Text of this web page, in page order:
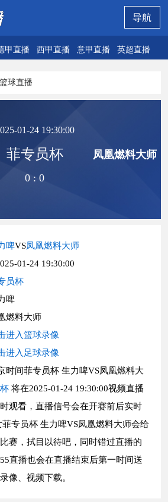
导航
甲直播 西甲直播 意甲直播 英超直播
篮球直播
01-24 19:30:00
菲专员杯
0 :0
凤凰燃料大师
啤VS凤凰燃料大师
01-24 19:30:00
员杯
啤
燃料大师
进入篮球录像
进入足球录像
时间菲专员杯 生力啤VS凤凰燃料大
将在2025-01-24 19:30:00视频直播
观看，直播信号会在开赛前后实时
专员杯 生力啤VS凤凰燃料大师会给
赛，拭目以待吧，同时错过直播的
直播也会在直播结束后第一时间送
像、视频下载。